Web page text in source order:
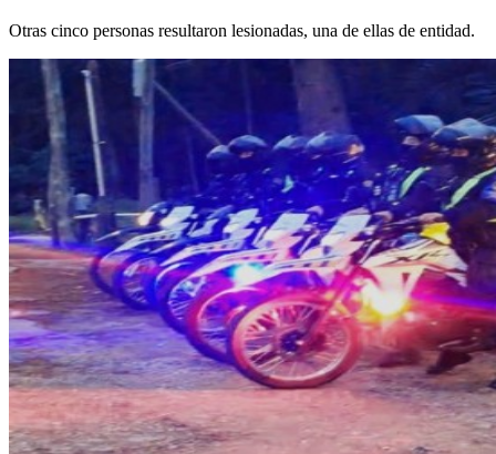
Otras cinco personas resultaron lesionadas, una de ellas de entidad.